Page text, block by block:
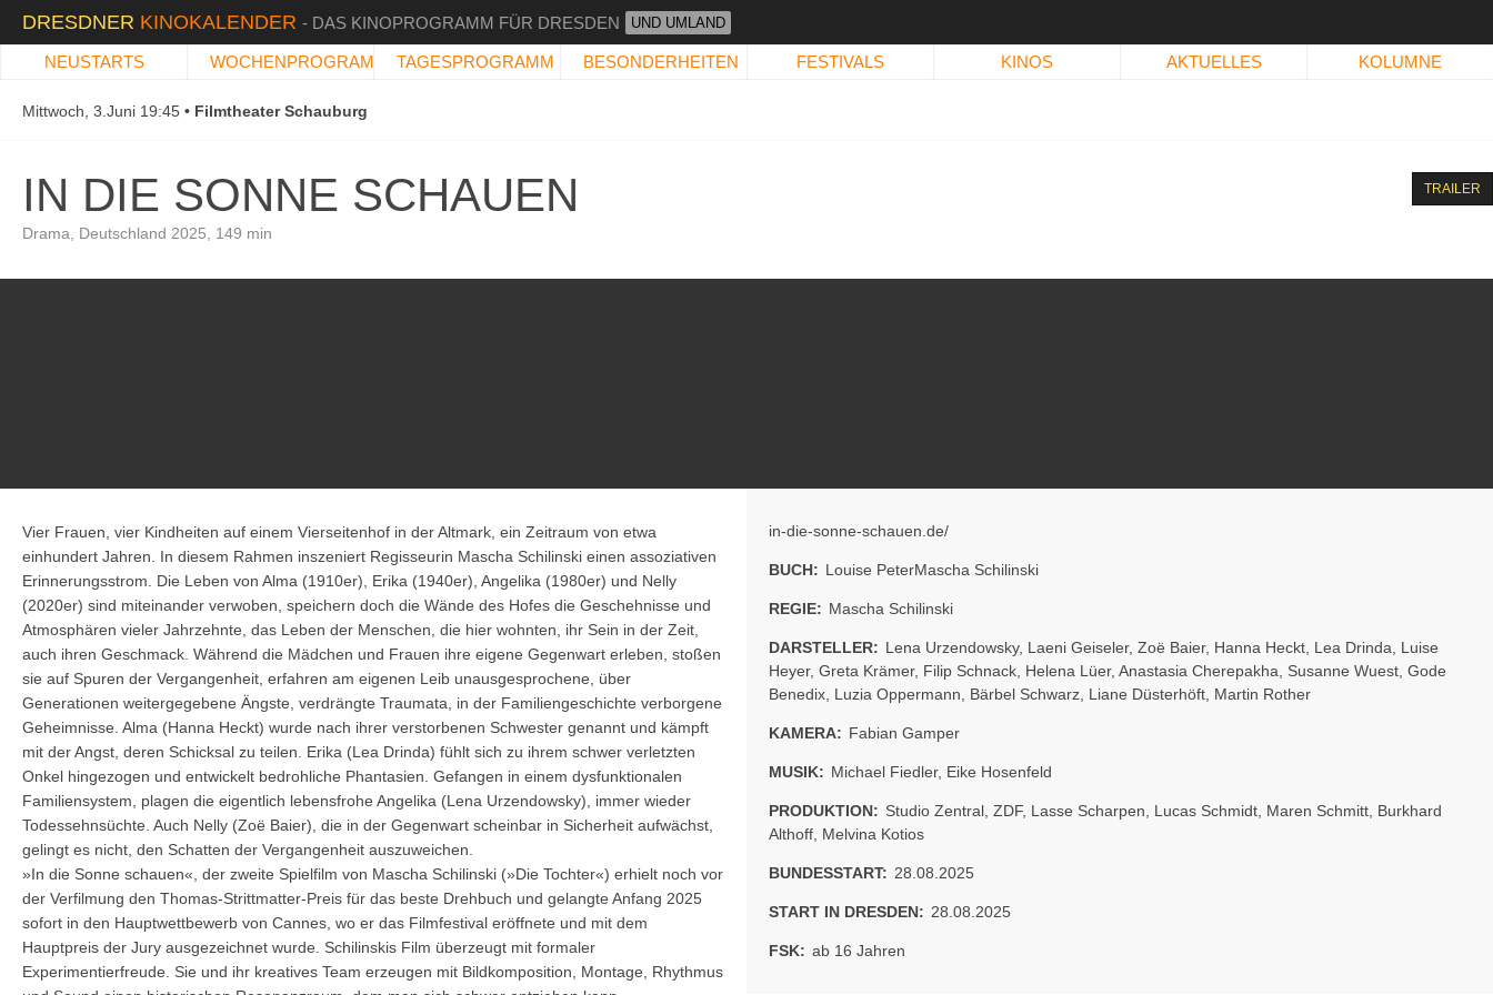
DRESDNER KINOKALENDER - DAS KINOPROGRAMM FÜR DRESDEN UND UMLAND
NEUSTARTS WOCHENPROGRAMM TAGESPROGRAMM BESONDERHEITEN FESTIVALS KINOS AKTUELLES KOLUMNE
Mittwoch, 3.Juni 19:45 Filmtheater Schauburg
TRAILER
IN DIE SONNE SCHAUEN
Drama, Deutschland 2025, 149 min
Vier Frauen, vier Kindheiten auf einem Vierseitenhof in der Altmark, ein Zeitraum von etwa
einhundert Jahren. In diesem Rahmen inszeniert Regisseurin Mascha Schilinski einen assoziativen
Erinnerungsstrom. Die Leben von Alma (1910er), Erika (1940er), Angelika (1980er) und Nelly
(2020er) sind miteinander verwoben, speichern doch die Wände des Hofes die Geschehnisse und
Atmosphären vieler Jahrzehnte, das Leben der Menschen, die hier wohnten, ihr Sein in der Zeit,
auch ihren Geschmack. Während die Mädchen und Frauen ihre eigene Gegenwart erleben, stoßen
sie auf Spuren der Vergangenheit, erfahren am eigenen Leib unausgesprochene, über
Generationen weitergegebene Ängste, verdrängte Traumata, in der Familiengeschichte verborgene
Geheimnisse. Alma (Hanna Heckt) wurde nach ihrer verstorbenen Schwester genannt und kämpft
mit der Angst, deren Schicksal zu teilen. Erika (Lea Drinda) fühlt sich zu ihrem schwer verletzten
Onkel hingezogen und entwickelt bedrohliche Phantasien. Gefangen in einem dysfunktionalen
Familiensystem, plagen die eigentlich lebensfrohe Angelika (Lena Urzendowsky), immer wieder
Todessehnsüchte. Auch Nelly (Zoë Baier), die in der Gegenwart scheinbar in Sicherheit aufwächst,
gelingt es nicht, den Schatten der Vergangenheit auszuweichen.
»In die Sonne schauen«, der zweite Spielfilm von Mascha Schilinski (»Die Tochter«) erhielt noch vor
der Verfilmung den Thomas-Strittmatter-Preis für das beste Drehbuch und gelangte Anfang 2025
sofort in den Hauptwettbewerb von Cannes, wo er das Filmfestival eröffnete und mit dem
Hauptpreis der Jury ausgezeichnet wurde. Schilinskis Film überzeugt mit formaler
Experimentierfreude. Sie und ihr kreatives Team erzeugen mit Bildkomposition, Montage, Rhythmus
in-die-sonne-schauen.de/
BUCH: Louise PeterMascha Schilinski
REGIE: Mascha Schilinski
DARSTELLER: Lena Urzendowsky, Laeni Geiseler, Zoë Baier, Hanna Heckt, Lea Drinda, Luise
Heyer, Greta Krämer, Filip Schnack, Helena Lüer, Anastasia Cherepakha, Susanne Wuest, Gode
Benedix, Luzia Oppermann, Bärbel Schwarz, Liane Düsterhöft, Martin Rother
KAMERA: Fabian Gamper
MUSIK: Michael Fiedler, Eike Hosenfeld
PRODUKTION: Studio Zentral, ZDF, Lasse Scharpen, Lucas Schmidt, Maren Schmitt, Burkhard
Althoff, Melvina Kotios
BUNDESSTART: 28.08.2025
START IN DRESDEN: 28.08.2025
FSK: ab 16 Jahren